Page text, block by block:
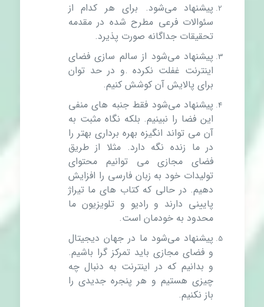
پیشنهاد می‌شود. برای هر کدام از
سئوالات فرعی مطرح شده در مقدمه
تحقیقات جداگانه صورت پذیرد.
پیشنهاد می‌شود از سالم سازی فضای
اینترنت غفلت نکرده .و در حد توان
برای پالایش آن کوشش کنیم.
پیشنهاد می‌شود فقط جنبه های منفی
این فضا را نبینیم. بلکه نگاه مثبت به
آن می تواند انگیزه بهره برداری بهتر را
در ما زنده نگه دارد. مثلا از طریق
فضای مجازی می توانیم محتوای
تولیدات خود به زبان فارسی را افزایش
دهیم. در حالی که کتاب های ما تیراژ
پایینی دارند و رادیو و تلویزیون ما
محدود به خودمان است.
پیشنهاد می‌شود ما در جهان دیجیتال
و فضای مجازی باید تمرکز گرا باشیم.
و بدانیم که در اینترنت به دنبال چه
چیزی هستیم و هر پنجره جدیدی را
باز نکنیم.